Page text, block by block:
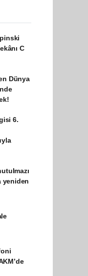
C
Dünya
6.
yeniden